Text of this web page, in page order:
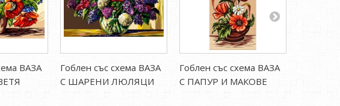
ВАЗА
Гоблен със схема ВАЗА
С ШАРЕНИ ЛЮЛЯЦИ
Гоблен със схема ВАЗА
С ПАПУР И МАКОВЕ